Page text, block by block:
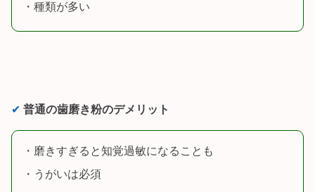
・種類が多い
✔︎ 普通の歯磨き粉のデメリット
・磨きすぎると知覚過敏になることも
・うがいは必須